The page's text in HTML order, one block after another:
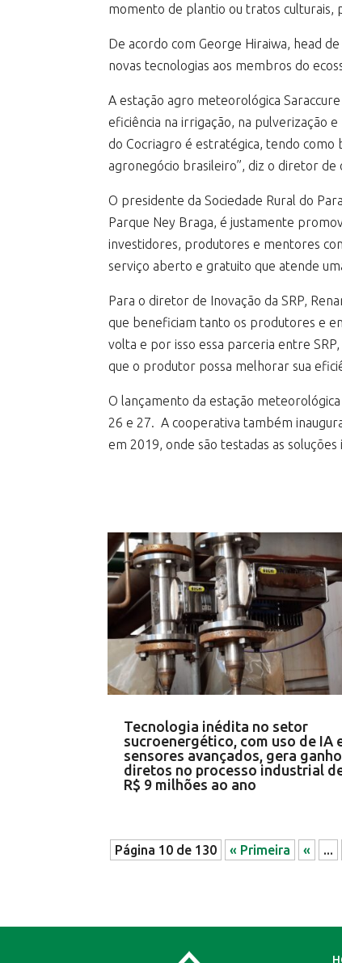
momento de plantio ou tratos culturais,
De acordo com George Hiraiwa, head
novas tecnologias aos membros do
A estação agro meteorológica
eficiência na irrigação, na pulverização
do Cocriagro é estratégica, tendo como
agronegócio brasileiro”, diz o diretor de
O presidente da Sociedade Rural do
Parque Ney Braga, é justamente
investidores, produtores e mentores
serviço aberto e gratuito que atende
Para o diretor de Inovação da SRP,
que beneficiam tanto os produtores e
volta e por isso essa parceria entre
que o produtor possa melhorar sua
O lançamento da estação
26 e 27. A cooperativa também
em 2019, onde são testadas as
Tecnologia inédita no setor
sucroenergético, com uso de IA
sensores avançados, gera
diretos no processo industrial
R$ 9 milhões ao ano
Página 10 de 130 « Primeira « ...